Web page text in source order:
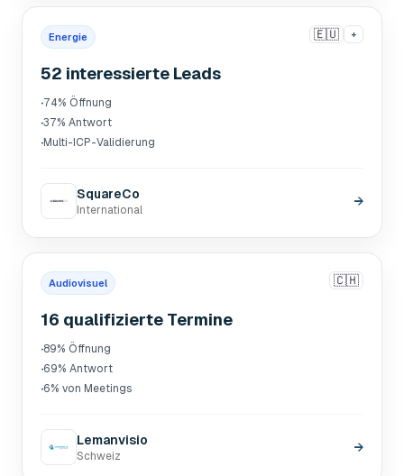
Energie 🇪🇺 +
52 interessierte Leads
·74% Öffnung
·37% Antwort
·Multi-ICP-Validierung
SquareCo
International
→
Audiovisuel 🇨🇭
16 qualifizierte Termine
·89% Öffnung
·69% Antwort
·6% von Meetings
Lemanvisio
Schweiz
→